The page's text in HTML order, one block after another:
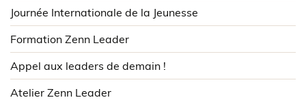
Journée Internationale de la Jeunesse
Formation Zenn Leader
Appel aux leaders de demain !
Atelier Zenn Leader